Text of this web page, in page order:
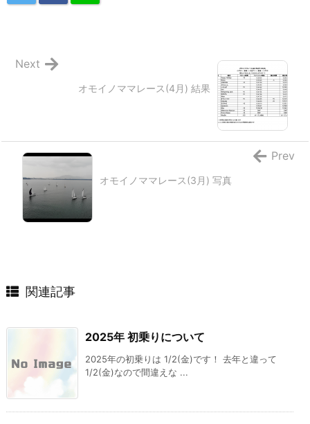
オモイノママレース(4月) 結果
Next
オモイノママレース(3月) 写真
Prev
関連記事
2025年 初乗りについて
2025年の初乗りは 1/2(金)です！ 去年と違って
1/2(金)なので間違えな ...